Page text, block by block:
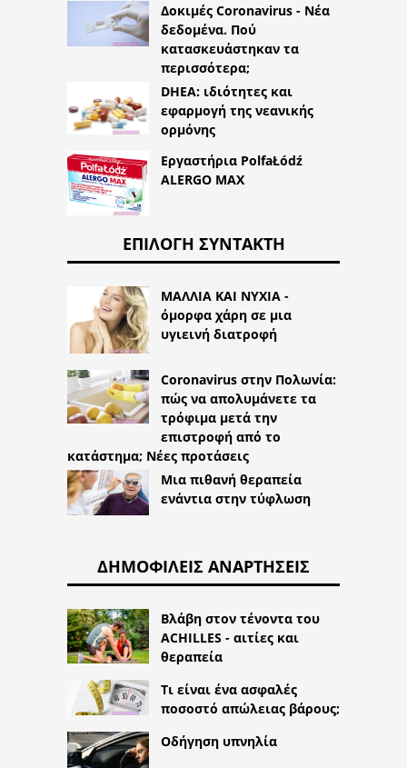
Δοκιμές Coronavirus - Νέα
δεδομένα. Πού
κατασκευάστηκαν τα
περισσότερα;
DHEA: ιδιότητες και
εφαρμογή της νεανικής
ορμόνης
Εργαστήρια PolfaŁódź
ALERGO MAX
ΕΠΙΛΟΓΉ ΣΥΝΤΆΚΤΗ
ΜΑΛΛΙΑ ΚΑΙ ΝΥΧΙΑ -
όμορφα χάρη σε μια
υγιεινή διατροφή
Coronavirus στην Πολωνία:
πώς να απολυμάνετε τα
τρόφιμα μετά την
επιστροφή από το
κατάστημα; Νέες προτάσεις
Μια πιθανή θεραπεία
ενάντια στην τύφλωση
ΔΗΜΟΦΙΛΕΊΣ ΑΝΑΡΤΉΣΕΙΣ
Βλάβη στον τένοντα του
ACHILLES - αιτίες και
θεραπεία
Τι είναι ένα ασφαλές
ποσοστό απώλειας βάρους;
Οδήγηση υπνηλία